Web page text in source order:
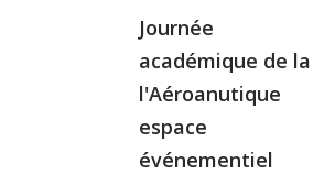
Journée
académique de la
l'Aéroanutique
espace
événementiel